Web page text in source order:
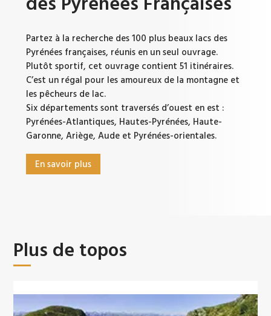
Partez à la recherche des 100 plus beaux lacs des
Pyrénées françaises, réunis en un seul ouvrage.
Plutôt sportif, cet ouvrage contient 51 itinéraires.
C’est un régal pour les amoureux de la montagne et
les pêcheurs de lac.
Six départements sont traversés d’ouest en est :
Pyrénées-Atlantiques, Hautes-Pyrénées, Haute-
Garonne, Ariège, Aude et Pyrénées-orientales.
En savoir plus
Plus de topos